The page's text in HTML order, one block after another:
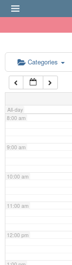
Categories
All-day
6:00 am
7:00 am
8:00 am
9:00 am
10:00 am
11:00 am
12:00 pm